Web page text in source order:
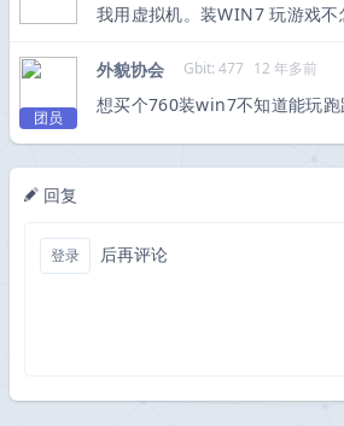
我用虚拟机。装WIN7 玩游戏不
团员
外貌协会 Gbit: 477 12 年多前
想买个760装win7不知道能玩跑
回复
登录 后再评论